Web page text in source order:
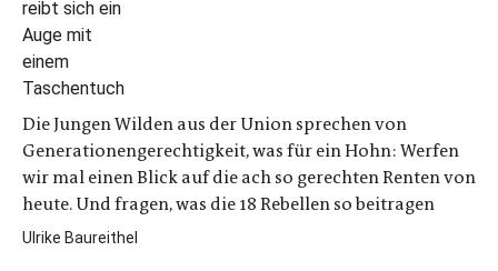
Die Jungen Wilden aus der Union sprechen von
Generationengerechtigkeit, was für ein Hohn: Werfen
wir mal einen Blick auf die ach so gerechten Renten von
heute. Und fragen, was die 18 Rebellen so beitragen
Ulrike Baureithel